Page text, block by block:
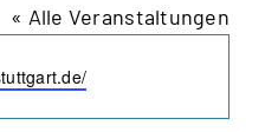
« Alle Veranstaltungen